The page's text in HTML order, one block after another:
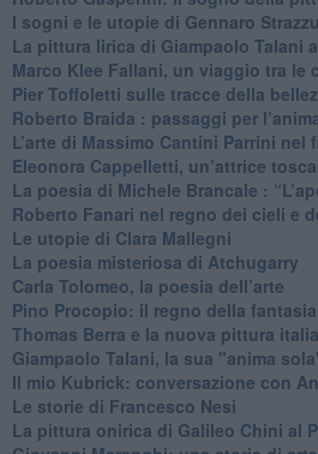
I sogni e le utopie di Gennaro
La pittura lirica di Giampaolo Talani
​Marco Klee Fallani, un viaggio tra le
​Pier Toffoletti sulle tracce della
​Roberto Braida : passaggi per
​L’arte di Massimo Cantini Parrini nel
Eleonora Cappelletti, un’attrice
​La poesia di Michele Brancale :
Roberto Fanari nel regno dei cieli e
Le utopie di Clara Mallegni
​La poesia misteriosa di Atchugarry
Carla Tolomeo, la poesia dell’arte
Pino Procopio: il regno della fantasia
Thomas Berra e la nuova pittura
Giampaolo Talani, la sua "anima
Il mio Kubrick: conversazione con
Le storie di Francesco Nesi
​La pittura onirica di Galileo Chini al